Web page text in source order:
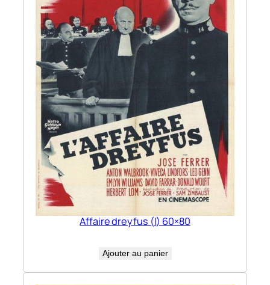
Affaire dreyfus (l) 60×80
Ajouter au panier